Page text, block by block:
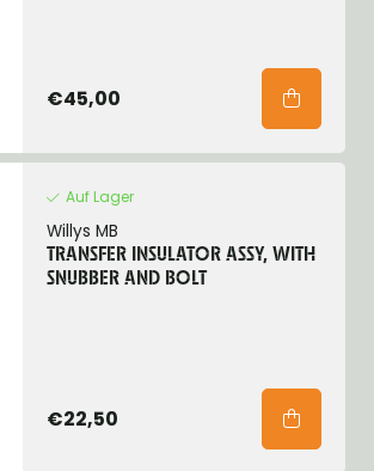
€45,00
Auf Lager
Willys MB
TRANSFER INSULATOR ASSY, WITH
SNUBBER AND BOLT
€22,50